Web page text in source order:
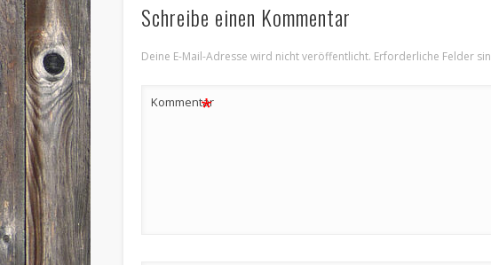
Schreibe einen Kommentar
Deine E-Mail-Adresse wird nicht veröffentlicht. Erforderliche Felder
Kommentar
*